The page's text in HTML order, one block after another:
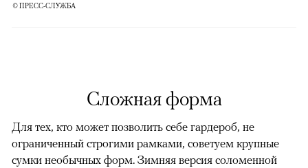
© ПРЕСС-СЛУЖБА
Сложная форма
Для тех, кто может позволить себе гардероб, не
ограниченный строгими рамками, советуем крупные
сумки необычных форм. Зимняя версия соломенной